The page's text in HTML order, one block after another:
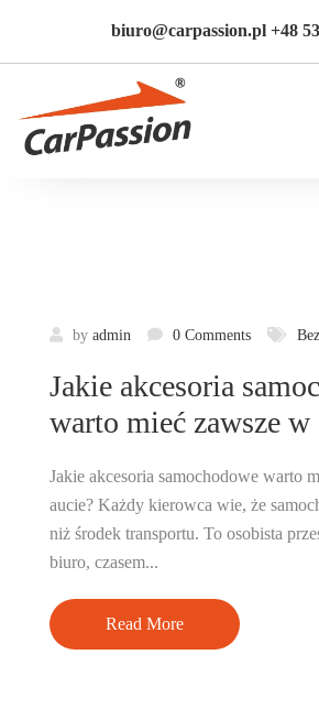
biuro@carpassion.pl +48
by admin 0 Comments
Jakie akcesoria
warto mieć zawsze w
Jakie akcesoria samochodowe warto
aucie? Każdy kierowca wie, że
niż środek transportu. To osobista
biuro, czasem...
Read More